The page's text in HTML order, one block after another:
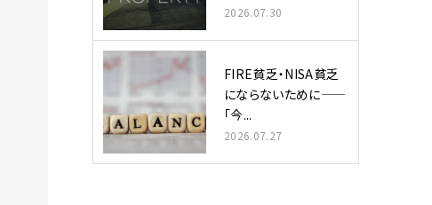
2026.07.30
FIRE貧乏・NISA貧乏
にならないために——
「今...
2026.07.27